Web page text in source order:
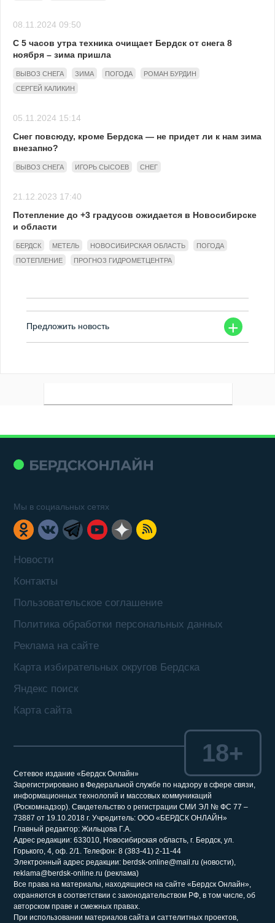
08.11.2024 09:50
С 5 часов утра техника очищает Бердск от снега 8
ноября – зима пришла
ВЫВОЗ СНЕГА ЗИМА ПОГОДА
РОМАН БУРДИН
СЕРГЕЙ КАЛИКИН
05.11.2024 15:14
Снег повсюду, кроме Бердска — не придет ли к нам зима
внезапно?
ВЫВОЗ СНЕГА ИГОРЬ СЫСОЕВ СНЕГ
21.12.2023 17:40
Потепление до +3 градусов ожидается в Новосибирске
и области
БЕРДСК МЕТЕЛЬ НОВОСИБИРСКАЯ ОБЛАСТЬ
ПОГОДА
ПОТЕПЛЕНИЕ
ПРОГНОЗ ГИДРОМЕТЦЕНТРА
+
Предложить новость
Новости
Контакты
Пользовательское соглашение
Политика обработки персональных данных
Реклама на сайте
Карта избирательных округов Бердска
Яндекс поиск
Карта сайта
Мы в социальных сетях
Сетевое издание «Бердск Онлайн»
Зарегистрировано в Федеральной службе по надзору в сфере связи,
информационных технологий и массовых коммуникаций
(Роскомнадзор). Свидетельство о регистрации СМИ ЭЛ № ФС 77 –
73887 от 19.10.2018 г. Учредитель: ООО «БЕРДСК ОНЛАЙН»
Главный редактор: Жильцова Г.А.
Адрес редакции: 633010, Новосибирская область, г. Бердск, ул.
Горького, 4, оф. 2/1. Телефон: 8 (383-41) 2-11-44
Электронный адрес редакции: berdsk-online@mail.ru (новости),
reklama@berdsk-online.ru (реклама)
Все права на материалы, находящиеся на сайте «Бердск Онлайн»,
охраняются в соответствии с законодательством РФ, в том числе, об
авторском праве и смежных правах.
При использовании материалов сайта и саттелитных проектов,
18+